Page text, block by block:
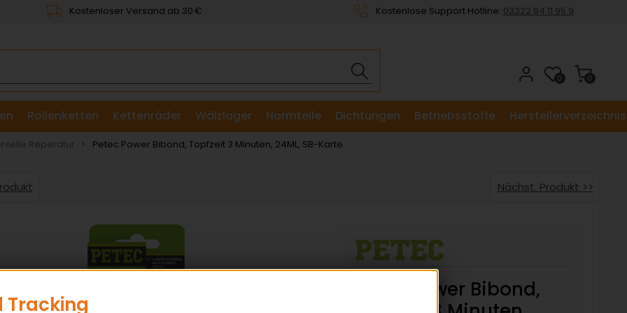
Kostenloser Versand ab 30 € Kostenlose Support Hotline: 03322 84 11 95 9
0
0
Rollenketten
Kettenräder
& Scheiben
Wälzlager Normteile Dichtungen Betriebsstoffe Herstellerverzeichnis
Reperatur Petec Power Bibond, Topfzeit 3 Minuten, 24ML, SB-Karte
Nächst. Produkt >>
Petec Power Bibond,
Tracking